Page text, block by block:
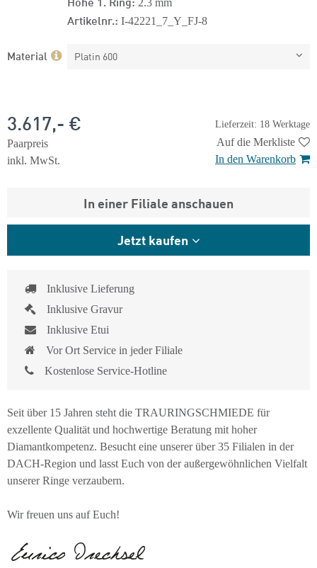
2.3 mm
Artikelnr.: I-42221_7_Y_FJ-8
Material Platin 600
Lieferzeit: 18 Werktage
3.617,- €
Paarpreis
inkl. MwSt.
Auf die Merkliste
In den Warenkorb
In einer Filiale anschauen
Jetzt kaufen
Inklusive Lieferung
Inklusive Gravur
Inklusive Etui
Vor Ort Service in jeder Filiale
Kostenlose Service-Hotline
Seit über 15 Jahren steht die TRAURINGSCHMIEDE für
exzellente Qualität und hochwertige Beratung mit hoher
Diamantkompetenz. Besucht eine unserer über 35 Filialen in der
DACH-Region und lasst Euch von der außergewöhnlichen Vielfalt
unserer Ringe verzaubern.
Wir freuen uns auf Euch!